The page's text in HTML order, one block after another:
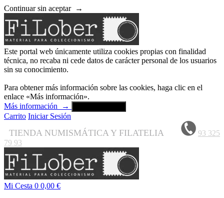
Continuar sin aceptar →
Este portal web únicamente utiliza cookies propias con finalidad
técnica, no recaba ni cede datos de carácter personal de los usuarios
sin su conocimiento.
Para obtener más información sobre las cookies, haga clic en el
enlace «Más información».
Más información
→
Carrito Iniciar Sesión
TIENDA NUMISMÁTICA Y FILATELIA
93 325
79 93
Mi Cesta 0 0,00 €